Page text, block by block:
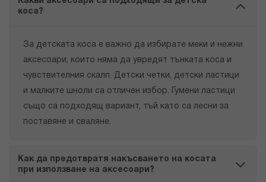
коса?
За детската коса е важно да избирате меки и нежни
аксесоари, които няма да увредят тънката коса и
чувствителния скалп. Детски четки, детски ластици
и малките шноли са отличен избор. Гумени ластици
също са подходящ вариант, тъй като са лесни за
поставяне и сваляне.
Как да предотвратя накъсването на косата
при използване на аксесоари?